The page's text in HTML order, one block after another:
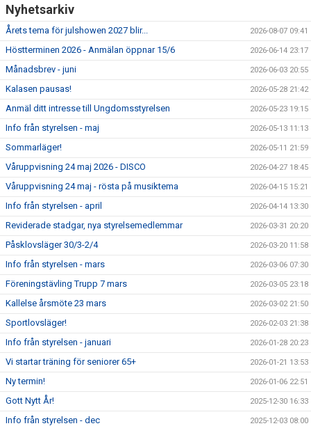
Nyhetsarkiv
Årets tema för julshowen 2027 blir... 2026-08-07 09:41
Höstterminen 2026 - Anmälan öppnar 15/6 2026-06-14 23:17
Månadsbrev - juni 2026-06-03 20:55
Kalasen pausas! 2026-05-28 21:42
Anmäl ditt intresse till Ungdomsstyrelsen 2026-05-23 19:15
Info från styrelsen - maj 2026-05-13 11:13
Sommarläger! 2026-05-11 21:59
Våruppvisning 24 maj 2026 - DISCO 2026-04-27 18:45
Våruppvisning 24 maj - rösta på musiktema 2026-04-15 15:21
Info från styrelsen - april 2026-04-14 13:30
Reviderade stadgar, nya styrelsemedlemmar 2026-03-31 20:20
Påsklovsläger 30/3-2/4 2026-03-20 11:58
Info från styrelsen - mars 2026-03-06 07:30
Föreningstävling Trupp 7 mars 2026-03-05 23:18
Kallelse årsmöte 23 mars 2026-03-02 21:50
Sportlovsläger! 2026-02-03 21:38
Info från styrelsen - januari 2026-01-28 20:23
Vi startar träning för seniorer 65+ 2026-01-21 13:53
Ny termin! 2026-01-06 22:51
Gott Nytt År! 2025-12-30 16:33
Info från styrelsen - dec 2025-12-03 08:00